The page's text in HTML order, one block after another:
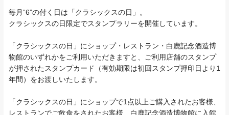
毎月“6”の付く日は「クラシックスの日」。
クラシックスの日限定でスタンプラリーを開催しています。
「クラシックスの日」にショップ・レストラン・白鹿記念酒造博
物館のいずれかをご利用いただきますと、ご利用店舗のスタンプ
が押されたスタンプカード（有効期限は初回スタンプ押印日より1
年間）をお渡しいたします。
「クラシックスの日」にショップで1点以上ご購入されたお客様、
レストランでご飲食をされたお客様、白鹿記念酒造博物館に入館